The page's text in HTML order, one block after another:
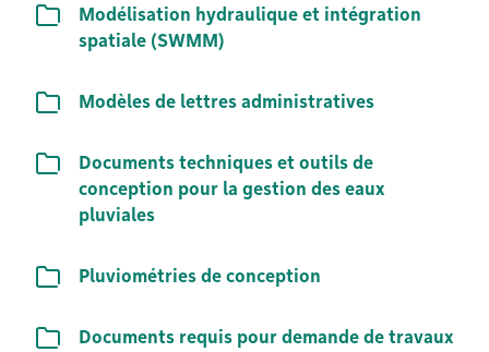
Liste de documents
Modélisation hydraulique et intégration
spatiale (SWMM)
Liste de documents
Modèles de lettres administratives
Liste de documents
Documents techniques et outils de
conception pour la gestion des eaux
pluviales
Liste de documents
Pluviométries de conception
Liste de documents
Documents requis pour demande de travaux